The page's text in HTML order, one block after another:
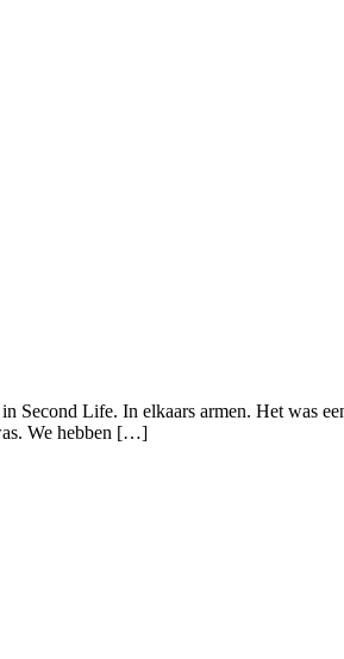
Second Life. In elkaars armen. Het was
We hebben […]